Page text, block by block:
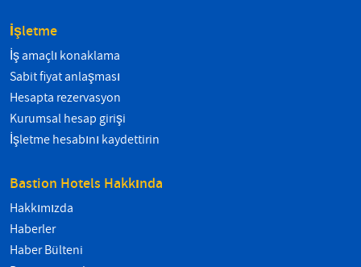
İşletme
İş amaçlı konaklama
Sabit fiyat anlaşması
Hesapta rezervasyon
Kurumsal hesap girişi
İşletme hesabını kaydettirin
Bastion Hotels Hakkında
Hakkımızda
Haberler
Haber Bülteni